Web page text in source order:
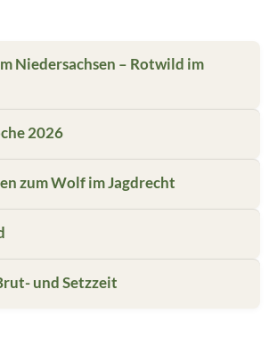
Niedersachsen – Rotwild im
2026
zum Wolf im Jagdrecht
und Setzzeit